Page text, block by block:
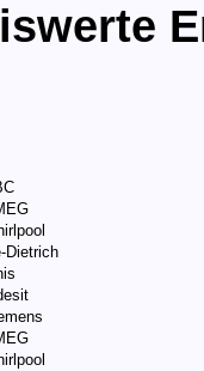
Dietrich